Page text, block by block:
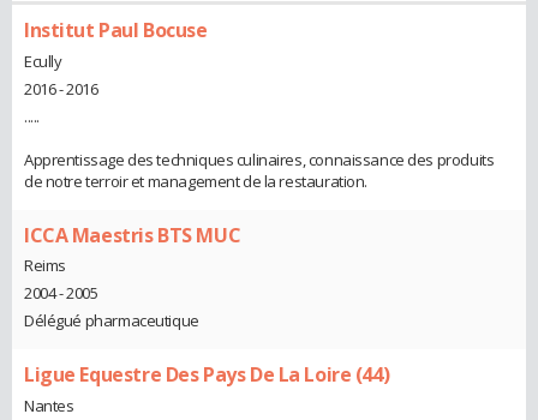
Institut Paul Bocuse
Ecully
2016 - 2016
.....
Apprentissage des techniques culinaires, connaissance des produits
de notre terroir et management de la restauration.
ICCA Maestris BTS MUC
Reims
2004 - 2005
Délégué pharmaceutique
Ligue Equestre Des Pays De La Loire (44)
Nantes